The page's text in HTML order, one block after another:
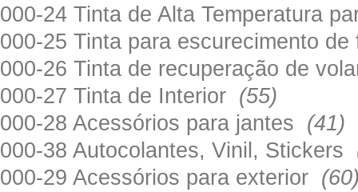
000-24 Tinta de Alta Temperatura
000-25 Tinta para escurecimento
000-26 Tinta de recuperação de
000-27 Tinta de Interior (55)
000-28 Acessórios para jantes (41)
000-38 Autocolantes, Vinil, Stickers
000-29 Acessórios para exterior